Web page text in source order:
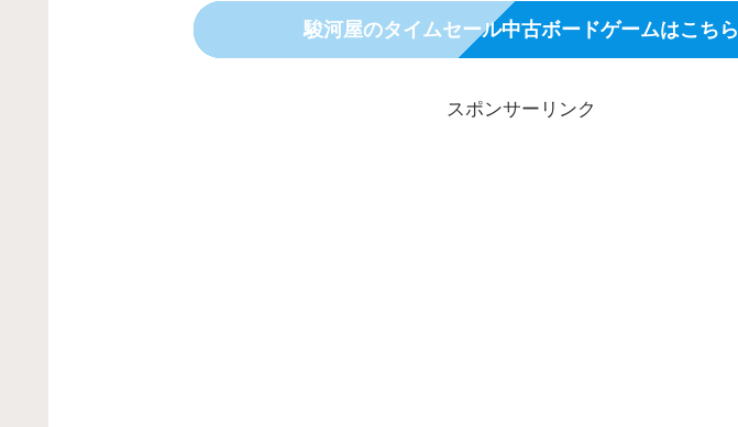
駿河屋のタイムセール中古ボードゲームはこちら
スポンサーリンク